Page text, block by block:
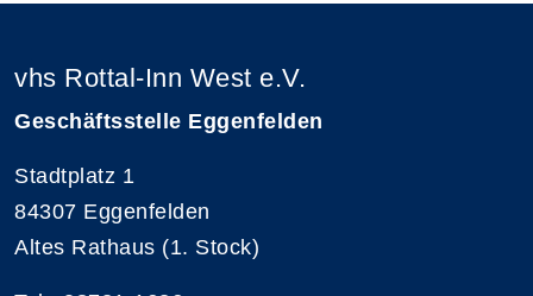
vhs Rottal-Inn West e.V.
Geschäftsstelle Eggenfelden
Stadtplatz 1
84307 Eggenfelden
Altes Rathaus (1. Stock)